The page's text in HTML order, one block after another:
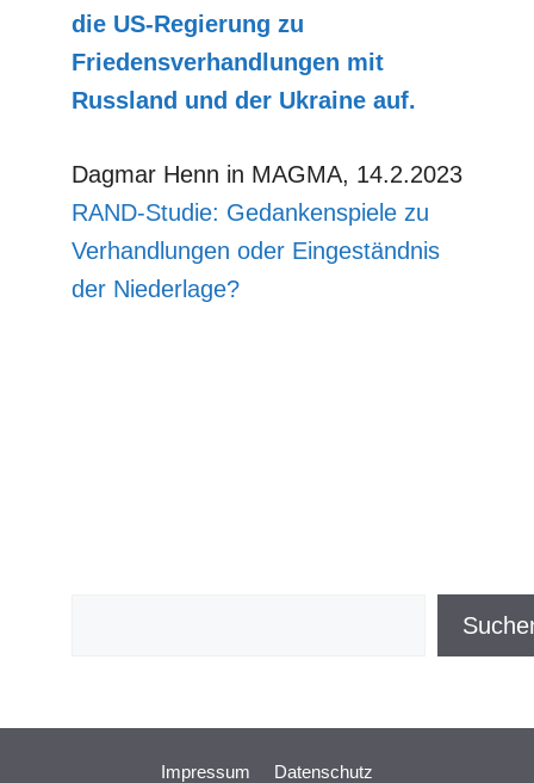
die US-Regierung zu
Friedensverhandlungen mit
Russland und der Ukraine auf.
Dagmar Henn in MAGMA, 14.2.2023
RAND-Studie: Gedankenspiele zu
Verhandlungen oder Eingeständnis
der Niederlage?
Impressum Datenschutz